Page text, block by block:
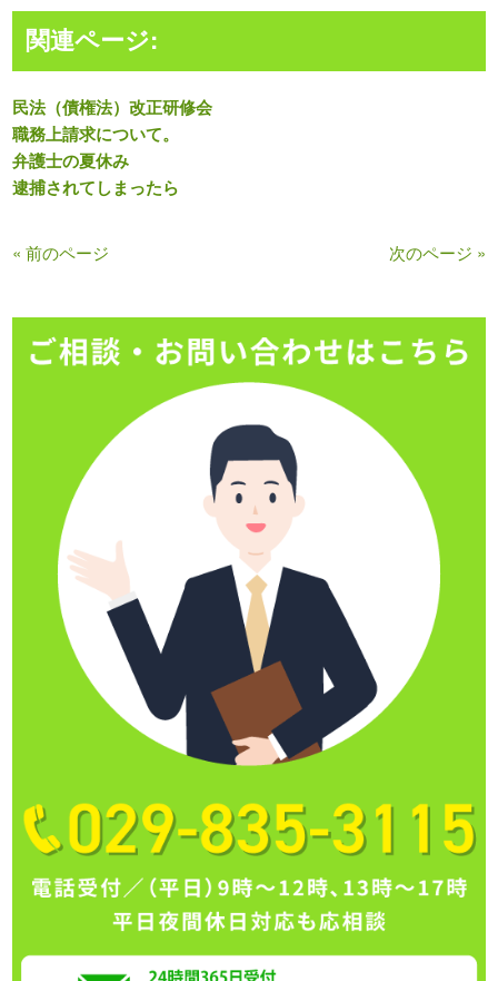
関連ページ:
民法（債権法）改正研修会
職務上請求について。
弁護士の夏休み
逮捕されてしまったら
« 前のページ 次のページ »